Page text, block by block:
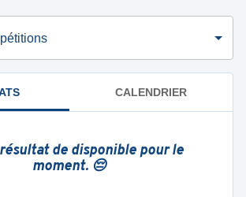
CALENDRIER
de disponible pour le
moment. 😔